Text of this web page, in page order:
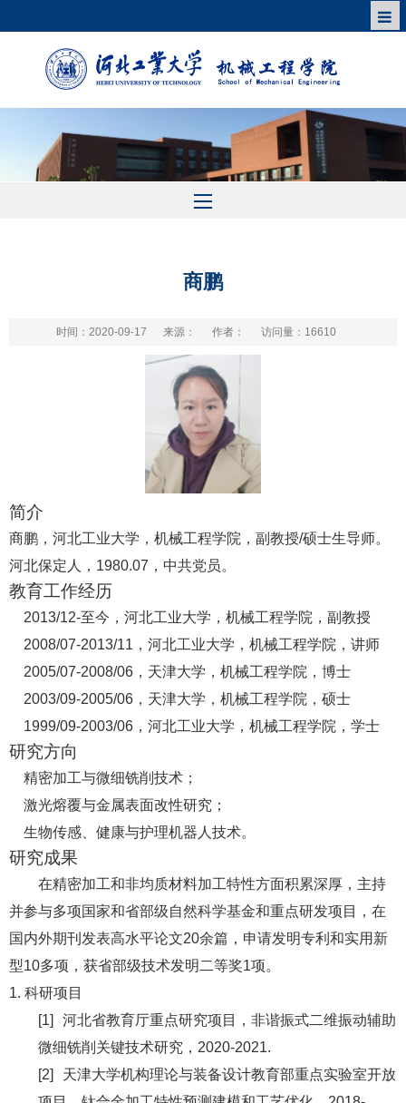
商鹏
时间：2020-09-17 来源： 作者： 访问量： 16610
简介
商鹏 ，河北工业大学，机械工程学院，副教授/硕士生导师。
河北保定人，1980.07，中共党员。
教育工作经历
2013/12-至今，河北工业大学，机械工程学院，副教授
2008/07-2013/11 ，河北工业大学，机械工程学院，讲师
2005/07-2008/06 ，天津大学，机械工程学院，博士
2003/09-2005/06 ，天津大学，机械工程学院，硕士
1999/09-2003/06 ，河北工业大学，机械工程学院，学士
研究方向
精密加工与微细铣削技术；
激光熔覆与金属表面改性研究；
生物传感、健康与护理机器人技术。
研究成果
在精密加工和非均质材料加工特性方面积累深厚，主持
并参与多项国家和省部级自然科学基金和重点研发项目，在
国内外期刊发表高水平论文20余篇，申请发明专利和实用新
型10多项，获省部级技术发明二等奖1项。
1. 科研项目
[1]
河北省教育厅重点研究项目，非谐振式二维振动辅助
微细铣削关键技术研究，2020-2021.
[2]
天津大学机构理论与装备设计教育部重点实验室开放